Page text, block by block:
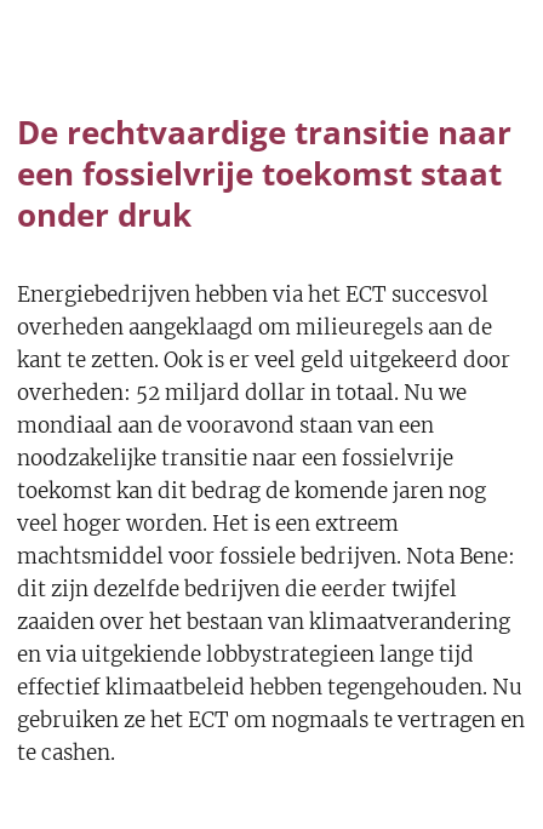
De rechtvaardige transitie naar
een fossielvrije toekomst staat
onder druk
Energiebedrijven hebben via het ECT succesvol
overheden aangeklaagd om milieuregels aan de
kant te zetten. Ook is er veel geld uitgekeerd door
overheden: 52 miljard dollar in totaal. Nu we
mondiaal aan de vooravond staan van een
noodzakelijke transitie naar een fossielvrije
toekomst kan dit bedrag de komende jaren nog
veel hoger worden. Het is een extreem
machtsmiddel voor fossiele bedrijven. Nota Bene:
dit zijn dezelfde bedrijven die eerder twijfel
zaaiden over het bestaan van klimaatverandering
en via uitgekiende lobbystrategieen lange tijd
effectief klimaatbeleid hebben tegengehouden. Nu
gebruiken ze het ECT om nogmaals te vertragen en
te cashen.